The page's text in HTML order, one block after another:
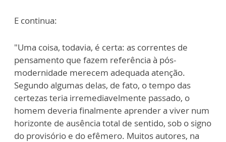
E continua:
"Uma coisa, todavia, é certa: as correntes de
pensamento que fazem referência à pós-
modernidade merecem adequada atenção.
Segundo algumas delas, de fato, o tempo das
certezas teria irremediavelmente passado, o
homem deveria finalmente aprender a viver num
horizonte de ausência total de sentido, sob o signo
do provisório e do efêmero. Muitos autores, na